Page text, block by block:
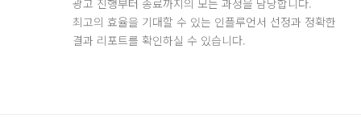
광고 진행부터 종료까지의 모든 과정을 담당합니다.
최고의 효율을 기대할 수 있는 인플루언서 선정과 정확한
결과 리포트를 확인하실 수 있습니다.